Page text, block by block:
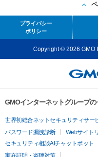
プライバシー
ポリシー
Copyright © 2026 GMO
GMOインターネットグループ
世界初総合ネットセキュリティサー
パスワード漏洩診断
Webサイト
セキュリティ相談AIチャットボット
実在証明・盗聴対策